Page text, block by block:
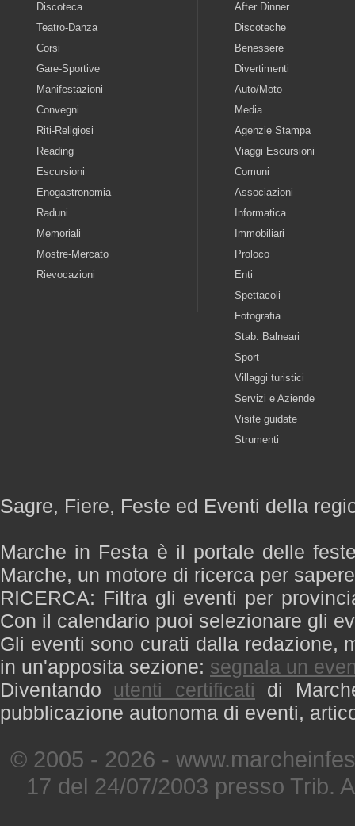
Discoteca
Teatro-Danza
Corsi
Gare-Sportive
Manifestazioni
Convegni
Riti-Religiosi
Reading
Escursioni
Enogastronomia
Raduni
Memoriali
Mostre-Mercato
Rievocazioni
After Dinner
Discoteche
Benessere
Divertimenti
Auto/Moto
Media
Agenzie Stampa
Viaggi Escursioni
Comuni
Associazioni
Informatica
Immobiliari
Proloco
Enti
Spettacoli
Fotografia
Stab. Balneari
Sport
Villaggi turistici
Servizi e Aziende
Visite guidate
Strumenti
Sagre, Fiere, Feste ed Eventi della
Marche in Festa è il portale delle
Marche, un motore di ricerca per
RICERCA: Filtra gli eventi per
Con il calendario puoi selezionare gli
Gli eventi sono curati dalla redazione,
in un'apposita sezione: segnala un
Diventando utenti certificati di
pubblicazione autonoma di eventi,
© 2005 - 2026 -
17 del 24/07/2003 presso Trib.